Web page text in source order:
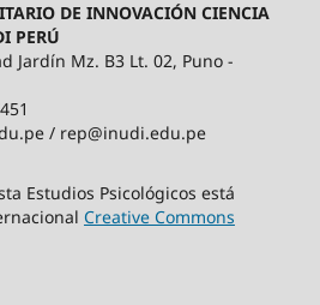
DE INNOVACIÓN CIENCIA
PERÚ
Jardín Mz. B3 Lt. 02, Puno -
/ rep@inudi.edu.pe
Estudios Psicológicos está
Creative Commons